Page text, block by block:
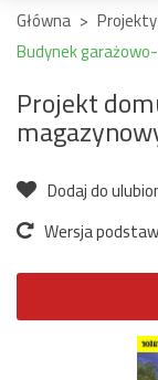
Główna >
Budynek
Projekt
Dodaj do
Wersja